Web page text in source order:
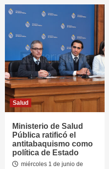
Salud
Ministerio de Salud
Pública ratificó el
antitabaquismo como
política de Estado
miércoles 1 de junio de